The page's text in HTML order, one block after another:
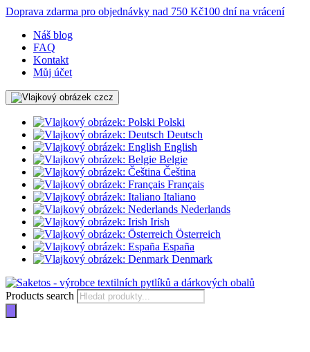
Doprava zdarma pro objednávky nad 750 Kč100 dní na vrácení
Náš blog
FAQ
Kontakt
Můj účet
cz
Polski
Deutsch
English
Belgie
Čeština
Français
Italiano
Nederlands
Irish
Österreich
España
Denmark
Products search